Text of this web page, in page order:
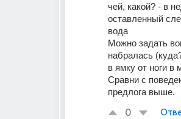
чей, какой? - в
оставленный
вода
Можно задать
набралась
в ямку от ноги в
Сравни с
предлога выше.
0